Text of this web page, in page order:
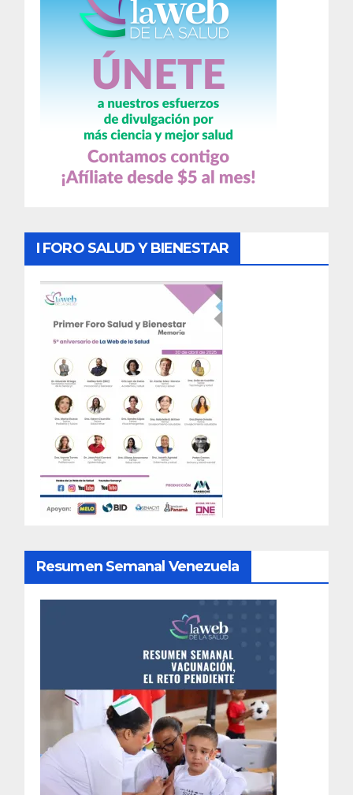
I FORO SALUD Y BIENESTAR
Resumen Semanal Venezuela